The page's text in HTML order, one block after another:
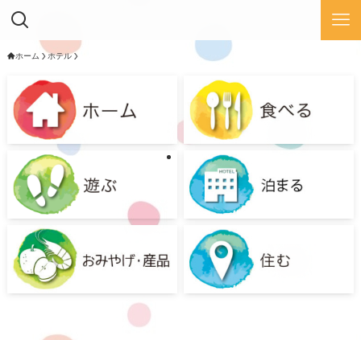
ホーム ホテル